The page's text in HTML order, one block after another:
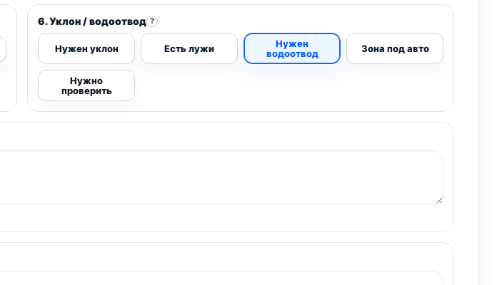
6. Уклон / водоотвод ?
Нужен уклон Есть лужи
Нужен
водоотвод
Зона под авто
Нужно
проверить